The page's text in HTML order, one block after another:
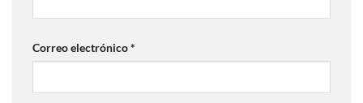
Correo electrónico*